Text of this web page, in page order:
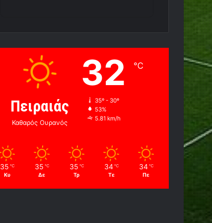
Πειραιάς
Καθαρός Ουρανός
32 ℃
35º - 30º
53%
5.81 km/h
35 ℃
Κυ
35 ℃
Δε
35 ℃
Τρ
34 ℃
Τε
34 ℃
Πε